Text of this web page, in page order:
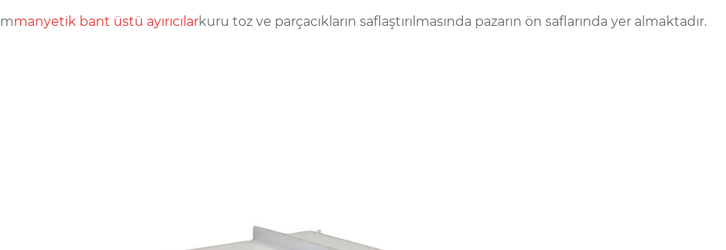
manyetik bant üstü ayırıcılarkuru toz ve parçacıkların saflaştırılmasında pazarın ön saflarında yer almaktadır.